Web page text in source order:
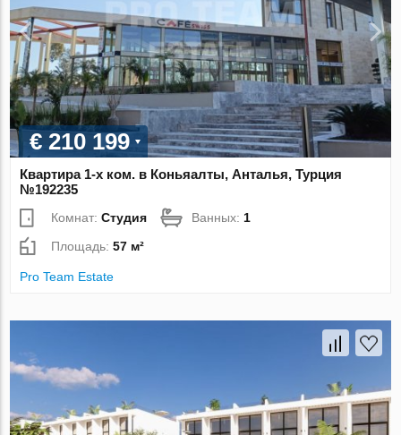
€ 210 199
Квартира 1-х ком. в Коньяалты, Анталья, Турция
№192235
Комнат:Студия Ванных: 1
Площадь:57 м²
Pro Team Estate